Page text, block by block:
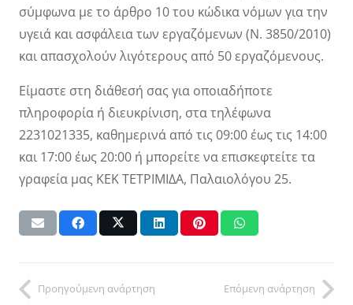
σύμφωνα με το άρθρο 10 του κώδικα νόμων για την
υγειά και ασφάλεια των εργαζόμενων (Ν. 3850/2010)
και απασχολούν λιγότερους από 50 εργαζόμενους.
Είμαστε στη διάθεσή σας για οποιαδήποτε
πληροφορία ή διευκρίνιση, στα τηλέφωνα
2231021335, καθημερινά από τις 09:00 έως τις 14:00
και 17:00 έως 20:00 ή μπορείτε να επισκεφτείτε τα
γραφεία μας ΚΕΚ ΤΕΤΡΙΜΙΔΑ, Παλαιολόγου 25.
Προηγούμενη ανάρτηση Επόμενη ανάρτηση